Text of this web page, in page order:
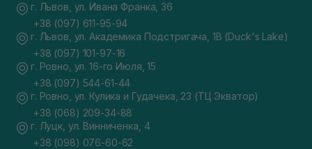
г. Львов, ул. Ивана Франка, 36
+38 (097) 611-95-94
г. Львов, ул. Академика Подстригача, 1В (Duck's Lake)
+38 (097) 101-97-16
г. Ровно, ул. 16-го Июля, 15
+38 (097) 544-61-44
г. Ровно, ул. Кулика и Гудачека, 23 (ТЦ Экватор)
+38 (068) 209-34-88
г. Луцк, ул. Винниченка, 4
+38 (098) 076-60-62